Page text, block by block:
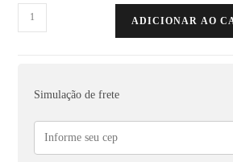
ADICIONAR AO
Simulação de frete